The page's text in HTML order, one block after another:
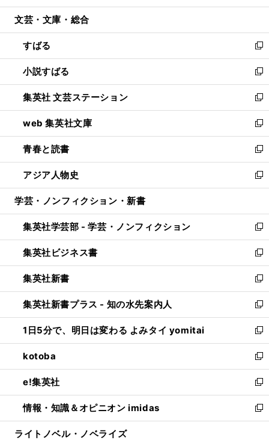
開
ウ
開
く
ン
ウ
で
開
く
ウ
ン
ド
ウ
で
開
く
文芸・文庫・総合
すばる
新
し
い
ウ
ィ
ン
ド
ウ
で
開
く
小説すばる
新
し
い
ウ
ィ
ン
ド
ウ
で
開
集英社 文芸ステーション
新
し
い
ウ
ィ
ン
ド
ウ
開
く
web 集英社文庫
新
し
い
ウ
ィ
ン
ウ
で
開
く
青春と読書
新
し
い
ウ
ン
ド
ウ
で
開
く
アジア人物史
新
し
ウ
ィ
ン
ド
ウ
で
開
く
学芸・ノンフィクション・新書
集英社学芸部 - 学芸・ノンフィクション
新
し
い
ウ
ィ
ン
ド
ウ
で
開
く
集英社ビジネス書
新
し
い
ウ
ィ
ン
ド
ウ
で
開
く
集英社新書
新
し
い
ウ
ィ
ン
ド
ウ
で
開
く
集英社新書プラス - 知の水先案内人
新
し
い
ウ
ィ
ン
ド
ウ
で
開
1日5分で、明日は変わる よみタイ yomitai
新
し
い
ウ
ィ
ン
ド
ウ
kotoba
新
し
い
ウ
ィ
ン
e!集英社
新
し
い
ウ
情報・知識＆オピニオン imidas
新
し
ライトノベル・ノベライズ